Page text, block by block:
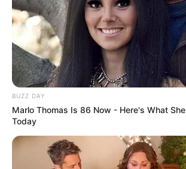
BUZZ DAY
Marlo Thomas Is 86 Now - Here's What
Today